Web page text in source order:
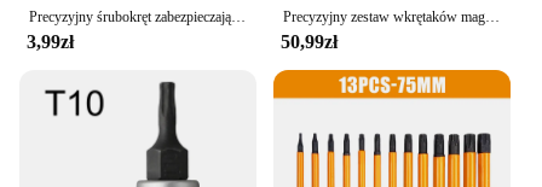
Precyzyjny śrubokręt zabezpieczający Torx T8 100 mm do narzędzi naprawczych Xbox/PS3/PS4 Otwór zabezpieczający przed manipulacją Wkrętak kontrolera Slim
3,99zł
Precyzyjny zestaw wkrętaków magnetycznych z sześciokątnym śrubokrętem 115/117 w 1 bity profesjonalny zestaw narzędzi naprawczych do iPhone Xiaomi Mac PC
50,99zł